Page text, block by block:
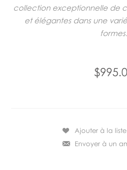
collection exceptionnelle de
et élégantes dans une
formes.